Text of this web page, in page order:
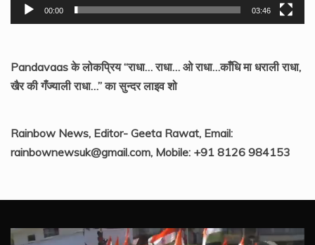
00:00 03:46
Pandavaas के लोकप्रिय “राधा… राधा… ओ राधा…काँधि मा धराली राधा,
खैर की गँज्याली राधा…” का सुन्दर लाइव शो
Rainbow News, Editor- Geeta Rawat, Email:
rainbownewsuk@gmail.com, Mobile: +91 8126 984153
Video